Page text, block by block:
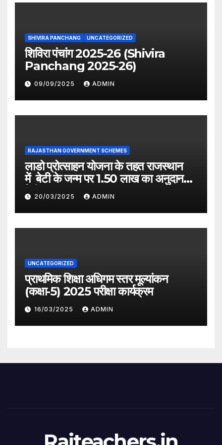
SHIVIRA PANCHANG UNCATEGORIZED
शिविरा पंचांग 2025-26 (Shivira
Panchang 2025-26)
09/09/2025 ADMIN
RAJASTHAN GOVERNMENT SCHEMES
लाडो प्रोत्साहन योजना के तहत राजस्थान
में बेटी के जन्म पर 1.50 लाख का अनुदान
देगी सरकार
20/03/2025 ADMIN
UNCATEGORIZED
प्राथमिक शिक्षा अधिगम स्तर मूल्यांकन
(कक्षा-5) 2025 परीक्षा कार्यक्रम
16/03/2025 ADMIN